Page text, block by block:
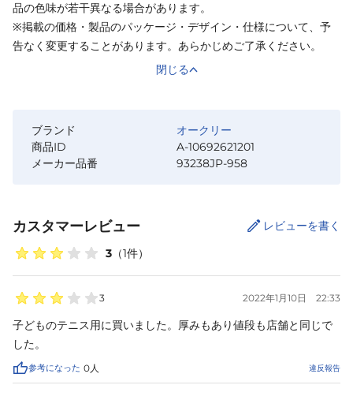
品の色味が若干異なる場合があります。
※掲載の価格・製品のパッケージ・デザイン・仕様について、予
告なく変更することがあります。あらかじめご了承ください。
閉じる
ブランド
オークリー
商品ID
A-10692621201
メーカー品番
93238JP-958
カスタマーレビュー
3 （1件）
レビューを書く
3 2022年1月10日 22:33
子どものテニス用に買いました。厚みもあり値段も店舗と同じで
した。
参考になった 0人 違反報告